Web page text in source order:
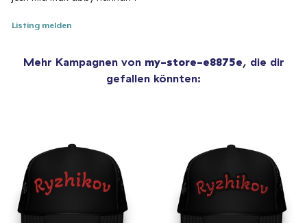
Listing melden
Mehr Kampagnen von my-store-e8875e, die dir
gefallen könnten: